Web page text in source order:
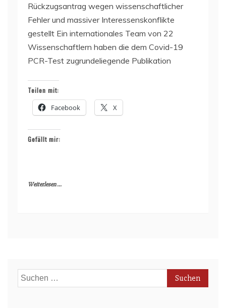
Rückzugsantrag wegen wissenschaftlicher
Fehler und massiver Interessenskonflikte
gestellt Ein internationales Team von 22
Wissenschaftlern haben die dem Covid-19
PCR-Test zugrundeliegende Publikation
Teilen mit:
Facebook X
Gefällt mir:
Weiterlesen ...
Suchen
nach: